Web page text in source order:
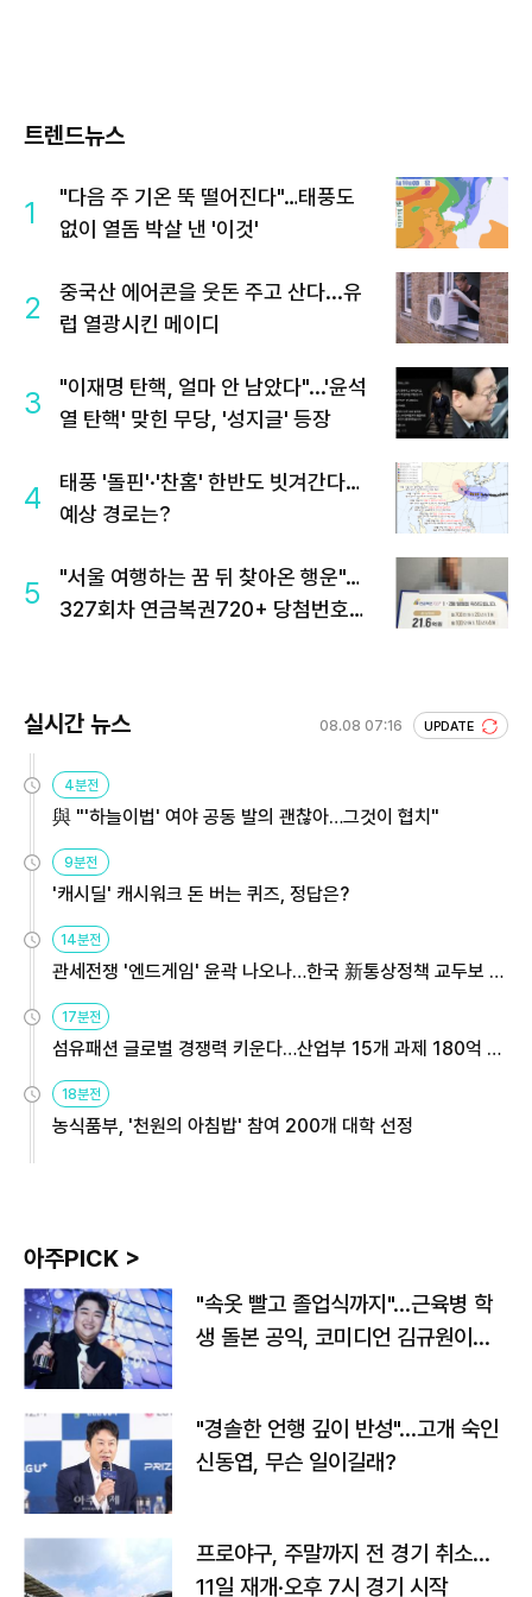
트렌드뉴스
1
"다음 주 기온 뚝 떨어진다"…태풍도
없이 열돔 박살 낸 '이것'
2
중국산 에어콘을 웃돈 주고 산다...유
럽 열광시킨 메이디
3
"이재명 탄핵, 얼마 안 남았다"...'윤석
열 탄핵' 맞힌 무당, '성지글' 등장
4
태풍 '돌핀'·'찬홈' 한반도 빗겨간다…
예상 경로는?
5
"서울 여행하는 꿈 뒤 찾아온 행운"…
327회차 연금복권720+ 당첨번호조
실시간 뉴스 08.08 07:16 UPDATE
4분전
與 "'하늘이법' 여야 공동 발의 괜찮아…그것이 협치"
9분전
'캐시딜' 캐시워크 돈 버는 퀴즈, 정답은?
14분전
관세전쟁 '엔드게임' 윤곽 나오나…한국 新통상정책 교두보 활
용해야
17분전
섬유패션 글로벌 경쟁력 키운다…산업부 15개 과제 180억 지
원
18분전
농식품부, '천원의 아침밥' 참여 200개 대학 선정
아주PICK >
"속옷 빨고 졸업식까지"…근육병 학
생 돌본 공익, 코미디언 김규원이었
"경솔한 언행 깊이 반성"…고개 숙인
신동엽, 무슨 일이길래?
프로야구, 주말까지 전 경기 취소…
11일 재개·오후 7시 경기 시작